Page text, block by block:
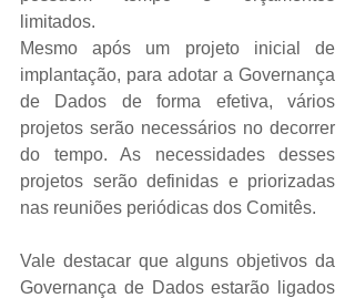
limitados.
Mesmo após um projeto inicial de
implantação, para adotar a Governança
de Dados de forma efetiva, vários
projetos serão necessários no decorrer
do tempo. As necessidades desses
projetos serão definidas e priorizadas
nas reuniões periódicas dos Comitês.
Vale destacar que alguns objetivos da
Governança de Dados estarão ligados